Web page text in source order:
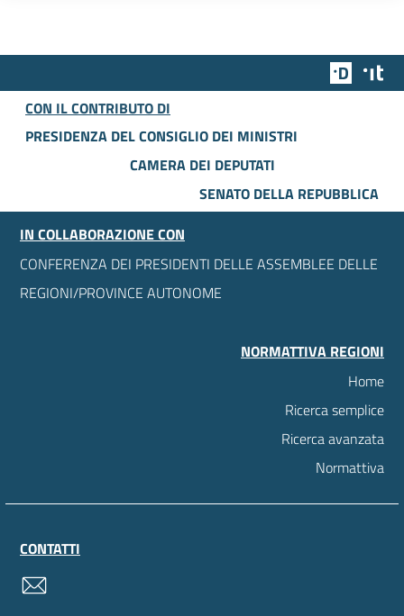
Team
CON IL CONTRIBUTO DI
PRESIDENZA DEL CONSIGLIO DEI MINISTRI
CAMERA DEI DEPUTATI
SENATO DELLA REPUBBLICA
IN COLLABORAZIONE CON
CONFERENZA DEI PRESIDENTI DELLE ASSEMBLEE DELLE
REGIONI/PROVINCE AUTONOME
NORMATTIVA REGIONI
Home
Ricerca semplice
Ricerca avanzata
Normattiva
CONTATTI